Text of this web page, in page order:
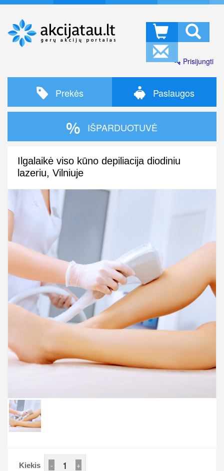
Prisijungti
Prekės Paslaugos
IŠPARDUOTUVĖ
Ilgalaikė viso kūno depiliacija diodiniu
lazeriu, Vilniuje
Kiekis - +